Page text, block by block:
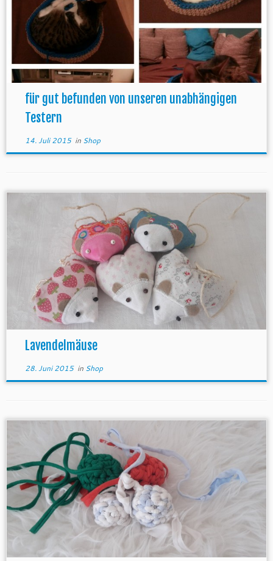
für gut befunden von unseren unabhängigen
Testern
14. Juli 2015in Shop
Lavendelmäuse
28. Juni 2015in Shop